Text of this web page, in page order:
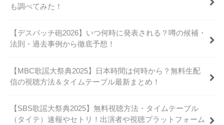
も調べてみた！
【デスパッチ砲2026】いつ何時に発表される？噂の候補・
法則・過去事例から徹底予想！
【MBC歌謡大祭典2025】日本時間は何時から？無料生配
信の視聴方法＆タイムテーブル最新まとめ！
【SBS歌謡大祭典2025】無料視聴方法・タイムテーブル
（タイテ）速報やセトリ！出演者や視聴プラットフォーム